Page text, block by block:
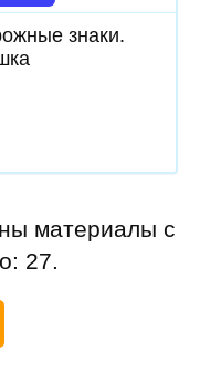
знаки.
материалы с
27.